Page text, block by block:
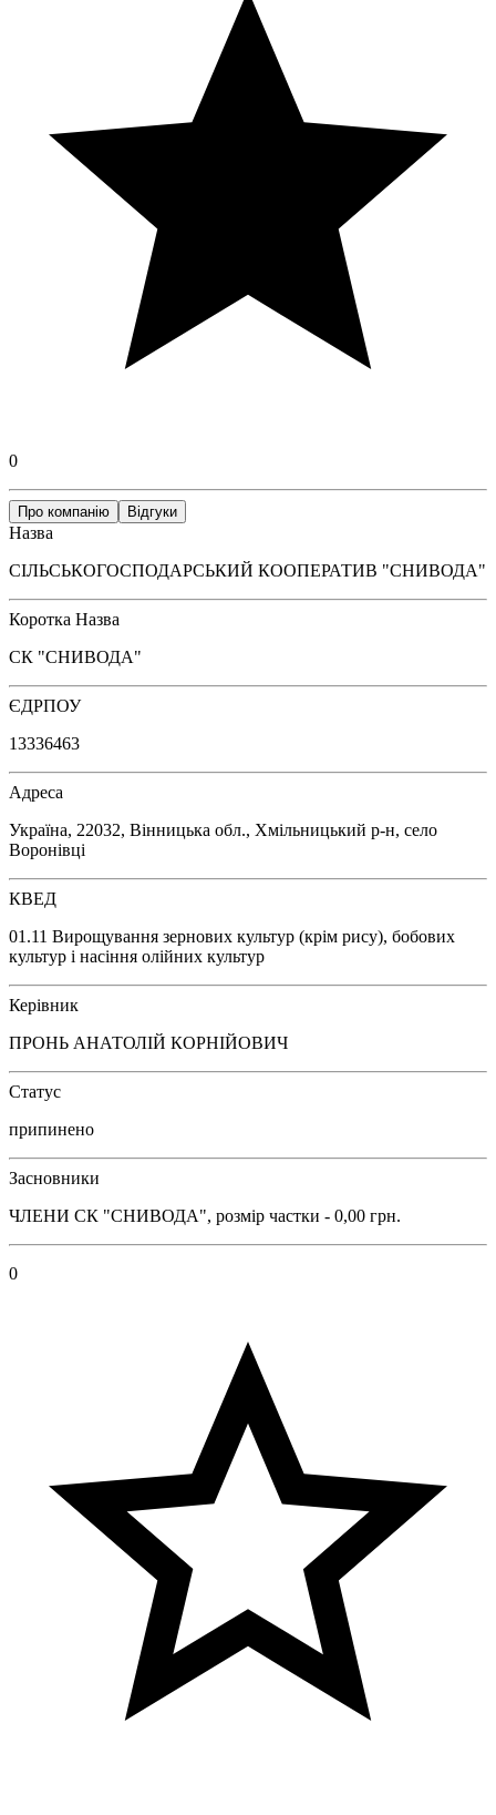
0
Про компанію Відгуки
Назва
СІЛЬСЬКОГОСПОДАРСЬКИЙ КООПЕРАТИВ "СНИВОДА"
Коротка Назва
СК "СНИВОДА"
ЄДРПОУ
13336463
Адреса
Україна, 22032, Вінницька обл., Хмільницький р-н, село
Воронівці
КВЕД
01.11 Вирощування зернових культур (крім рису), бобових
культур і насіння олійних культур
Керівник
ПРОНЬ АНАТОЛІЙ КОРНІЙОВИЧ
Статус
припинено
Засновники
ЧЛЕНИ СК "СНИВОДА", розмір частки - 0,00 грн.
0